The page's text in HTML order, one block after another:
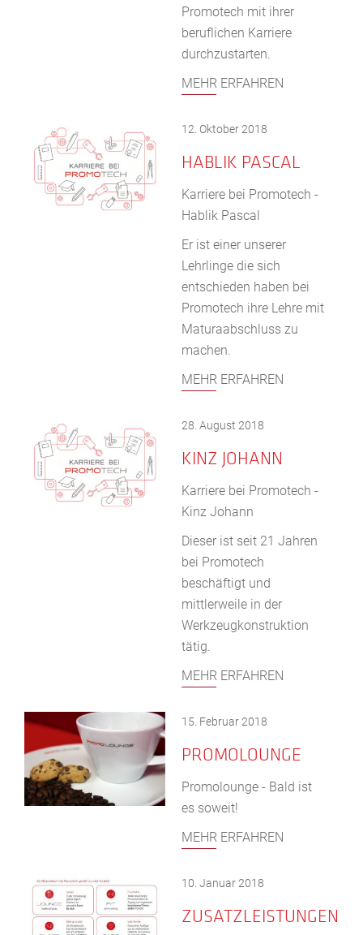
Promotech mit ihrer
beruflichen Karriere
durchzustarten.
MEHR ERFAHREN
12. Oktober 2018
HABLIK PASCAL
Karriere bei Promotech -
Hablik Pascal
Er ist einer unserer
Lehrlinge die sich
entschieden haben bei
Promotech ihre Lehre mit
Maturaabschluss zu
machen.
MEHR ERFAHREN
28. August 2018
KINZ JOHANN
Karriere bei Promotech -
Kinz Johann
Dieser ist seit 21 Jahren
bei Promotech
beschäftigt und
mittlerweile in der
Werkzeugkonstruktion
tätig.
MEHR ERFAHREN
15. Februar 2018
PROMOLOUNGE
Promolounge - Bald ist
es soweit!
MEHR ERFAHREN
10. Januar 2018
ZUSATZLEISTUNGEN